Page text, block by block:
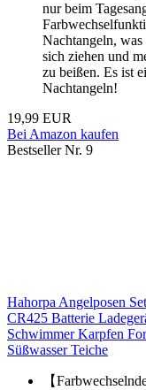
nur beim
Nachtangeln,
sich ziehen und
zu beißen. Es ist
Nachtangeln!
19,99 EUR
Bei Amazon kaufen
Bestseller Nr. 9
Hahorpa Angelposen
CR425 Batterie
Schwimmer Karpfen
Süßwasser Teiche
【